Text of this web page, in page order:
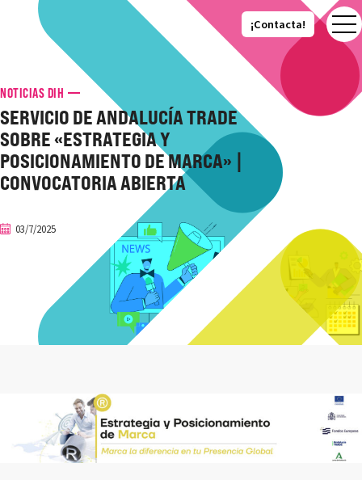
¡Contacta!
¡Contacta!
NOTICIAS DIH
SERVICIO DE ANDALUCÍA TRADE
SOBRE «ESTRATEGIA Y
POSICIONAMIENTO DE MARCA» |
CONVOCATORIA ABIERTA
03/7/2025